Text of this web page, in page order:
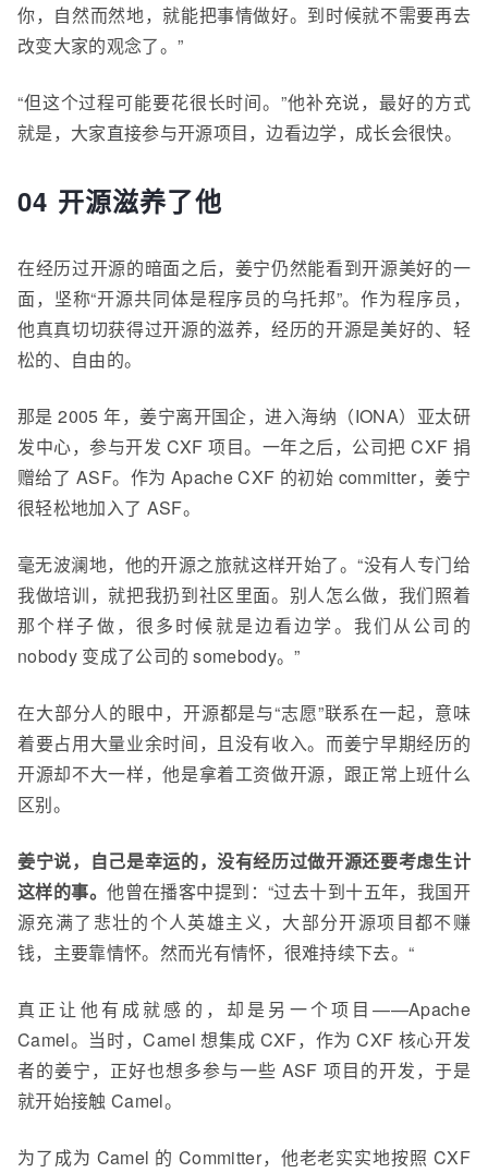
你，自然而然地，就能把事情做好。到时候就不需要再去
改变大家的观念了。”
“但这个过程可能要花很长时间。”他补充说，最好的方式
就是，大家直接参与开源项目，边看边学，成长会很快。
04 开源滋养了他
在经历过开源的暗面之后，姜宁仍然能看到开源美好的一
面，坚称“开源共同体是程序员的乌托邦”。作为程序员，
他真真切切获得过开源的滋养，经历的开源是美好的、轻
松的、自由的。
那是 2005 年，姜宁离开国企，进入海纳（IONA）亚太研
发中心，参与开发 CXF 项目。一年之后，公司把 CXF 捐
赠给了 ASF。作为 Apache CXF 的初始 committer，姜宁
很轻松地加入了 ASF。
毫无波澜地，他的开源之旅就这样开始了。“没有人专门给
我做培训，就把我扔到社区里面。别人怎么做，我们照着
那个样子做，很多时候就是边看边学。我们从公司的
nobody 变成了公司的 somebody。”
在大部分人的眼中，开源都是与“志愿”联系在一起，意味
着要占用大量业余时间，且没有收入。而姜宁早期经历的
开源却不大一样，他是拿着工资做开源，跟正常上班什么
区别。
姜宁说，自己是幸运的，没有经历过做开源还要考虑生计
这样的事。他曾在播客中提到：“过去十到十五年，我国开
源充满了悲壮的个人英雄主义，大部分开源项目都不赚
钱，主要靠情怀。然而光有情怀，很难持续下去。“
真正让他有成就感的，却是另一个项目——Apache
Camel。当时，Camel 想集成 CXF，作为 CXF 核心开发
者的姜宁，正好也想多参与一些 ASF 项目的开发，于是
就开始接触 Camel。
为了成为 Camel 的 Committer，他老老实实地按照 CXF